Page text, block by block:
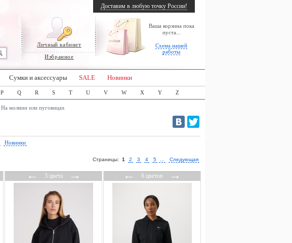
Личный кабинет
Избранное
Ваша корзина пока
пуста...
Схема нашей
работы
Доставим в любую точку России!
Сумки и аксессуары SALE Новинки
P Q R S T U V W X Y Z
На молнии или пуговицах
Новинки
Страницы: 1 2 3 4 5 Следующая
←3 цвета→ ←6 цветов→